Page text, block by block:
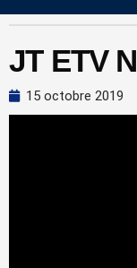
JT ETV
15 octobre 2019